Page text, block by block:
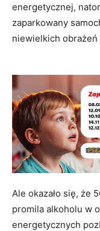
energetycznej,
zaparkowany
niewielkich obrażeń
Ale okazało się, że
promila alkoholu w
energetycznych